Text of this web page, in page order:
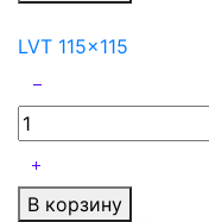
LVT 115x115
В корзину